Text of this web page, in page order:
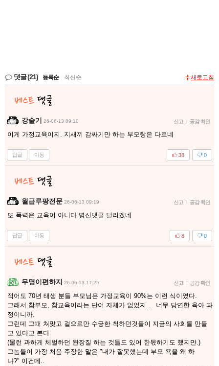
댓글(21) 등록순 최신순 새로고침
강슬기 26-06-13 09:10 신고 | 공감 확인
이게 가정교육이지. 지새끼 감싸기만 하는 부모랑은 다르네
답글 이동 0
38
월급루팡전문 26-06-13 09:19 신고 | 공감 확인
또 폭력은 교육이 아니다 병신댓글 달리겠네
답글 이동 0
8
무명이편하지 26-06-13 17:25 신고 | 공감 확인
적어도 70년 태생 분들 부모님은 가정교육이 90%는 이런 식이였다.
그래서 참부모, 참교육이라는 단어 자체가 없었지... 너무 당연한 육아 과
정이니까.
그런데 그때 쳐맞고 겉으로만 수긍한 척하던것들이 지금의 사회를 만들
고 있다고 본다.
(물런 과하게 체벌하던 완장질 하는 것들도 있어 한몫하기도 했지만.)
그놈들이 가장 처음 주장한 말은 "내가 잘못했는데 부모 욕을 왜 하
냐?" 이건데..